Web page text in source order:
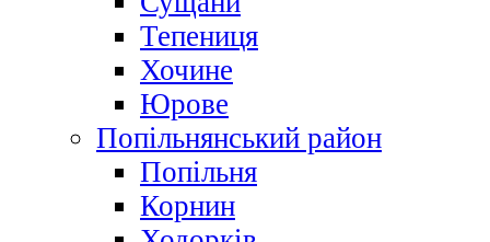
Тепениця
Хочине
Юрове
Попільнянський район
Попільня
Корнин